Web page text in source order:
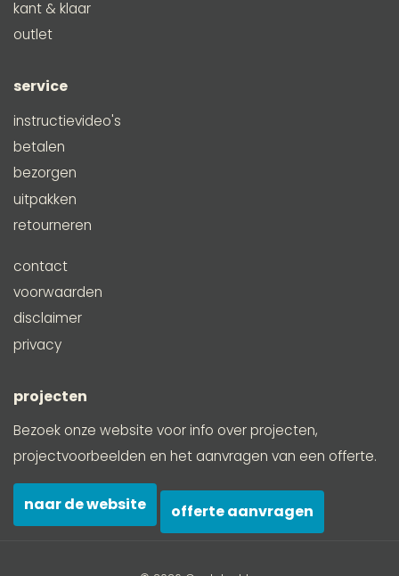
kant & klaar
outlet
service
instructievideo's
betalen
bezorgen
uitpakken
retourneren
contact
voorwaarden
disclaimer
privacy
projecten
Bezoek onze website voor info over projecten,
projectvoorbeelden en het aanvragen van een offerte.
naar de website offerte aanvragen